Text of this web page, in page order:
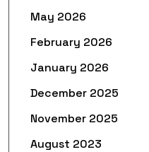
May 2026
February 2026
January 2026
December 2025
November 2025
August 2023